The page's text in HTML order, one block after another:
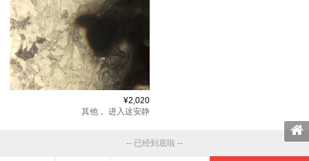
¥2,020
其他， 进入这安静
-- 已经到底啦 --